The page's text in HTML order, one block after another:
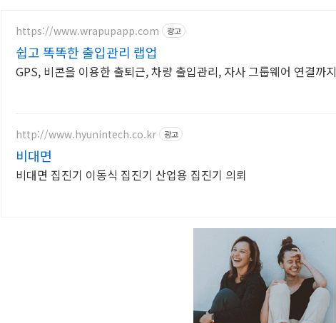
https://www.wrapupapp.com 광고
쉽고 똑똑한 출입관리 랩업
GPS, 비콘을 이용한 출퇴근, 차량 출입관리, 자사 그룹웨어 연결까지
http://www.hyunintech.co.kr 광고
비대면
비대면 집진기 이동식 집진기 산업용 집진기 의뢰